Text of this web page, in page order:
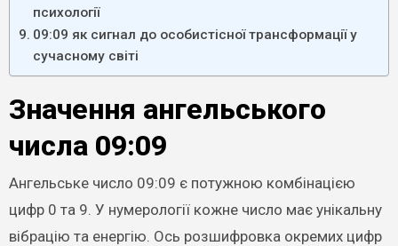
психології
09:09 як сигнал до особистісної трансформації у
сучасному світі
Значення ангельського
числа 09:09
Ангельське число 09:09 є потужною комбінацією
цифр 0 та 9. У нумерології кожне число має унікальну
вібрацію та енергію. Ось розшифровка окремих цифр